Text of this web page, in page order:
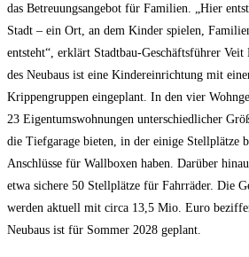
das Betreu­ungs­an­ge­bot für Fami­li­en. „Hier
Stadt – ein Ort, an dem Kin­der spie­len,
ent­steht“, erklärt Stadt­bau-Geschäfts­füh­rer Veit
des Neu­baus ist eine Kin­der­ein­rich­tung mit
Krip­pen­grup­pen ein­ge­plant. In den vier
23 Eigen­tums­woh­nun­gen unter­schied­li­cher
die Tief­ga­ra­ge bie­ten, in der eini­ge Stell­plät­ze
Anschlüs­se für Wall­bo­xen haben. Dar­über
etwa siche­re 50 Stell­plät­ze für Fahr­rä­der. Die
wer­den aktu­ell mit cir­ca 13,5 Mio. Euro
Neu­baus ist für Som­mer 2028 geplant.